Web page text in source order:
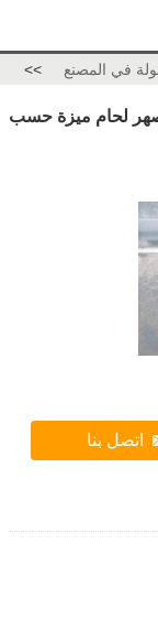
في المصنع >>
صهر لحام ميزة حسب
اتصل بنا